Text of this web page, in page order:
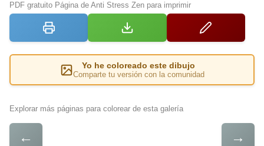
PDF gratuito Página de Anti Stress Zen para imprimir
Yo he coloreado este dibujo
Comparte tu versión con la comunidad
Explorar más páginas para colorear de esta galería
← →